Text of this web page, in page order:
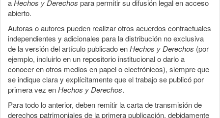
aHechos y Derechos para permitir su difusión legal en acceso
abierto.
Autoras o autores pueden realizar otros acuerdos contractuales
independientes y adicionales para la distribución no exclusiva
de la versión del artículo publicado enHechos y Derechos (por
ejemplo, incluirlo en un repositorio institucional o darlo a
conocer en otros medios en papel o electrónicos), siempre que
se indique clara y explícitamente que el trabajo se publicó por
primera vez enHechos y Derechos.
Para todo lo anterior, deben remitir la carta de transmisión de
derechos patrimoniales de la primera publicación, debidamente